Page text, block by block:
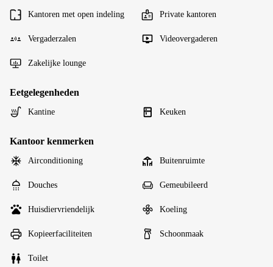
Kantoren met open indeling Private kantoren
Vergaderzalen Videovergaderen
Zakelijke lounge
Eetgelegenheden
Kantine Keuken
Kantoor kenmerken
Airconditioning Buitenruimte
Douches Gemeubileerd
Huisdiervriendelijk Koeling
Kopieerfaciliteiten Schoonmaak
Toilet